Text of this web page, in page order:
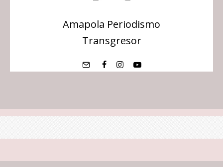
Amapola Periodismo
Transgresor